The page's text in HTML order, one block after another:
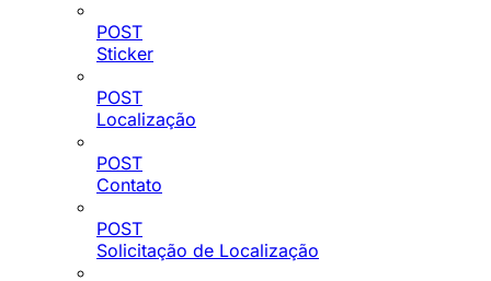
POST
Sticker
POST
Localização
POST
Contato
POST
Solicitação de Localização